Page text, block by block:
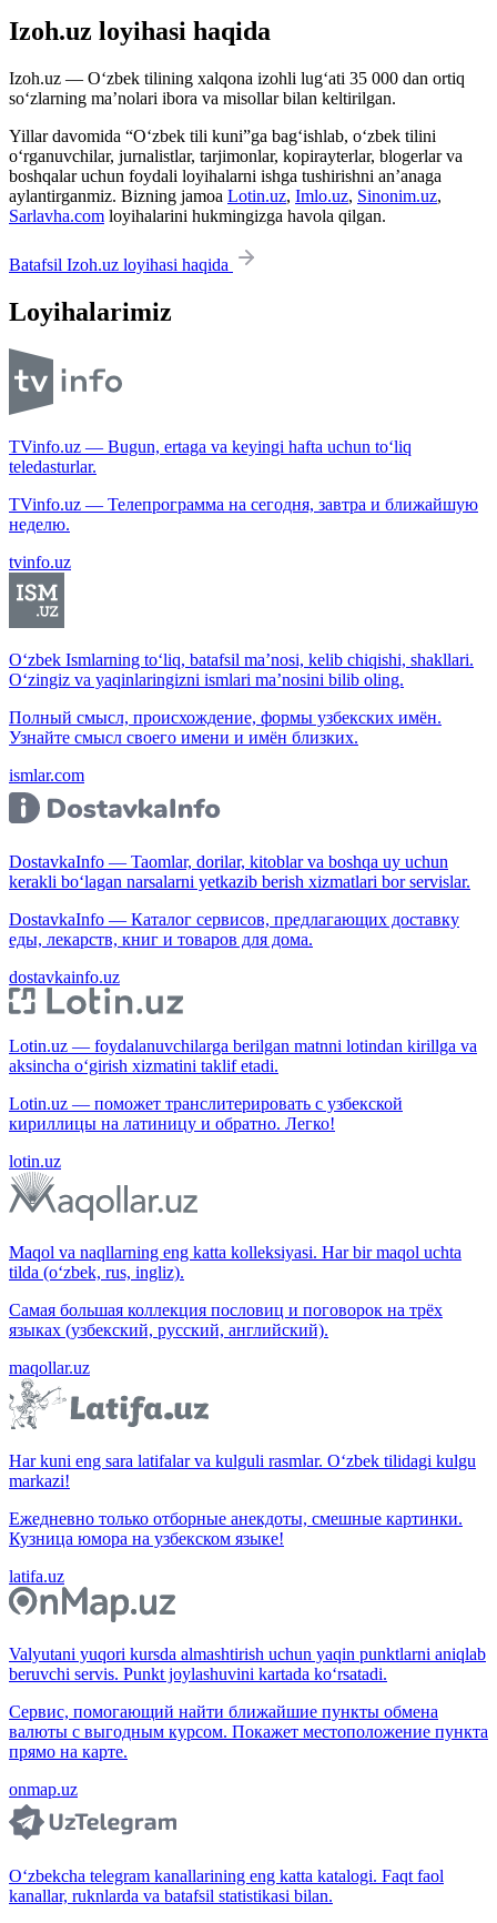
Izoh.uz loyihasi haqida
Izoh.uz — O‘zbek tilining xalqona izohli lug‘ati 35 000 dan ortiq
so‘zlarning ma’nolari ibora va misollar bilan keltirilgan.
Yillar davomida “O‘zbek tili kuni”ga bag‘ishlab, o‘zbek tilini
o‘rganuvchilar, jurnalistlar, tarjimonlar, kopirayterlar, blogerlar va
boshqalar uchun foydali loyihalarni ishga tushirishni an’anaga
aylantirganmiz. Bizning jamoa Lotin.uz, Imlo.uz, Sinonim.uz,
Sarlavha.com loyihalarini hukmingizga havola qilgan.
Batafsil Izoh.uz loyihasi haqida
Loyihalarimiz
TVinfo.uz — Bugun, ertaga va keyingi hafta uchun to‘liq
teledasturlar.
TVinfo.uz — Телепрограмма на сегодня, завтра и ближайшую
неделю.
tvinfo.uz
O‘zbek Ismlarning to‘liq, batafsil ma’nosi, kelib chiqishi, shakllari.
O‘zingiz va yaqinlaringizni ismlari ma’nosini bilib oling.
Полный смысл, происхождение, формы узбекских имён.
Узнайте смысл своего имени и имён близких.
ismlar.com
DostavkaInfo — Taomlar, dorilar, kitoblar va boshqa uy uchun
kerakli bo‘lagan narsalarni yetkazib berish xizmatlari bor servislar.
DostavkaInfo — Каталог сервисов, предлагающих доставку
еды, лекарств, книг и товаров для дома.
dostavkainfo.uz
Lotin.uz — foydalanuvchilarga berilgan matnni lotindan kirillga va
aksincha o‘girish xizmatini taklif etadi.
Lotin.uz — поможет транслитерировать с узбекской
кириллицы на латиницу и обратно. Легко!
lotin.uz
Maqol va naqllarning eng katta kolleksiyasi. Har bir maqol uchta
tilda (o‘zbek, rus, ingliz).
Самая большая коллекция пословиц и поговорок на трёх
языках (узбекский, русский, английский).
maqollar.uz
Har kuni eng sara latifalar va kulguli rasmlar. O‘zbek tilidagi kulgu
markazi!
Ежедневно только отборные анекдоты, смешные картинки.
Кузница юмора на узбекском языке!
latifa.uz
Valyutani yuqori kursda almashtirish uchun yaqin punktlarni aniqlab
beruvchi servis. Punkt joylashuvini kartada ko‘rsatadi.
Сервис, помогающий найти ближайшие пункты обмена
валюты с выгодным курсом. Покажет местоположение пункта
прямо на карте.
onmap.uz
O‘zbekcha telegram kanallarining eng katta katalogi. Faqt faol
kanallar, ruknlarda va batafsil statistikasi bilan.